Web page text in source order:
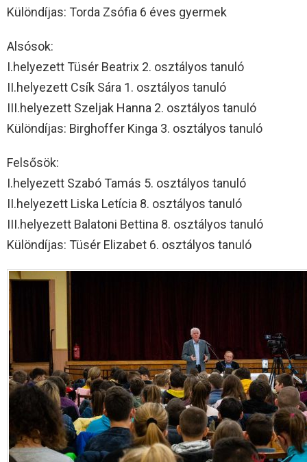
Különdíjas: Torda Zsófia 6 éves gyermek
Alsósok:
I.helyezett Tüsér Beatrix 2. osztályos tanuló
II.helyezett Csík Sára 1. osztályos tanuló
III.helyezett Szeljak Hanna 2. osztályos tanuló
Különdíjas: Birghoffer Kinga 3. osztályos tanuló
Felsősök:
I.helyezett Szabó Tamás 5. osztályos tanuló
II.helyezett Liska Letícia 8. osztályos tanuló
III.helyezett Balatoni Bettina 8. osztályos tanuló
Különdíjas: Tüsér Elizabet 6. osztályos tanuló